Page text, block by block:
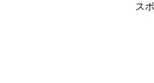
ス